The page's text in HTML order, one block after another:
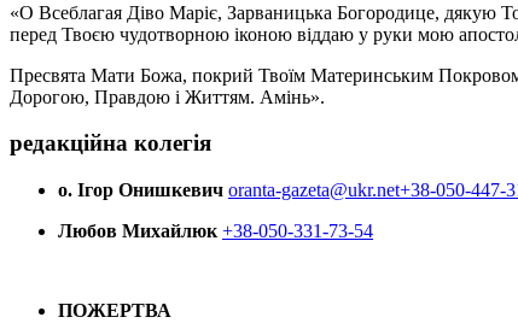
«О Всеблагая Діво Маріє, Зарваницька Богородице, дякую
перед Твоєю чудотворною іконою віддаю у руки мою
Пресвята Мати Божа, покрий Твоїм Материнським Покровом
Дорогою, Правдою і Життям. Амінь».
редакційна колегія
о. Ігор Онишкевич oranta-gazeta@ukr.net+38-050-447-
Любов Михайлюк +38-050-331-73-54
ПОЖЕРТВА